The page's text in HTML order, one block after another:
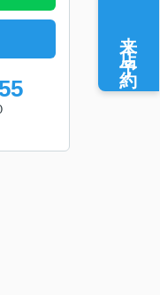
来店予約